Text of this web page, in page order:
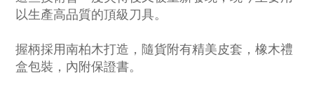
以生產高品質的頂級刀具。
握柄採用南柏木打造，隨貨附有精美皮套，橡木禮
盒包裝，內附保證書。